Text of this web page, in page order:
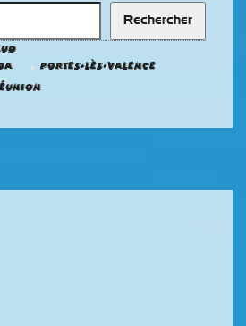
Rechercher
, Portes-Lès-Valence